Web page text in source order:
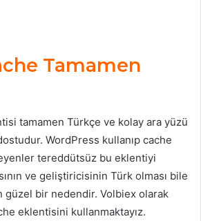
Tamamen
tamamen Türkçe ve kolay ara yüzü
WordPress kullanıp cache
tereddütsüz bu eklentiyi
ve geliştiricisinin Türk olması bile
güzel bir nedendir. Volbiex olarak
eklentisini kullanmaktayız.